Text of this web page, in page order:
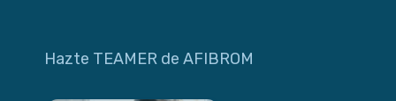
Hazte TEAMER de AFIBROM